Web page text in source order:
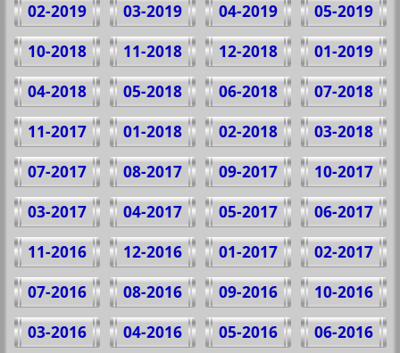
05-2019
04-2019
03-2019
02-2019
01-2019
12-2018
11-2018
10-2018
07-2018
06-2018
05-2018
04-2018
03-2018
02-2018
01-2018
11-2017
10-2017
09-2017
08-2017
07-2017
06-2017
05-2017
04-2017
03-2017
02-2017
01-2017
12-2016
11-2016
10-2016
09-2016
08-2016
07-2016
06-2016
05-2016
04-2016
03-2016